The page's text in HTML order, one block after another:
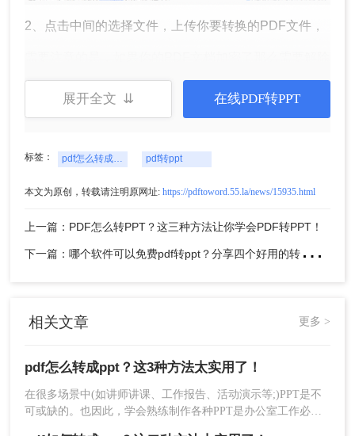
2、点击中间的选择文件，上传你要转换的PDF文件，
密码才能转换哦，如需解除密码可点击右边网址进行操
作：http://pdftoword.55.la/unlock-pdf/
3、文件上传后，有需要可设置一下自定义转换条件，
如果没有则直接开始转换。
展开全文 ⇊ 在线PDF转PPT
标签： pdf怎么转成ppt pdf转ppt
本文为原创，转载请注明原网址: https://pdftoword.55.la/news/15935.html
上一篇：PDF怎么转PPT？这三种方法让你学会PDF转PPT！
下
一篇：哪个软件可以免费pdf转ppt？分享四个好用的转换工具！
相关文章 更多 >
pdf怎么转成ppt？这3种方法太实用了！
在很多场景中(如讲师讲课、工作报告、活动演示等;)PPT是不
可或缺的。也因此，学会熟练制作各种PPT是办公室工作必不